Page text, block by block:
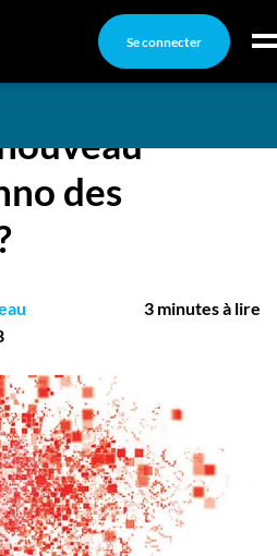
Se connecter
paradis techno des
des
3 minutes à lire